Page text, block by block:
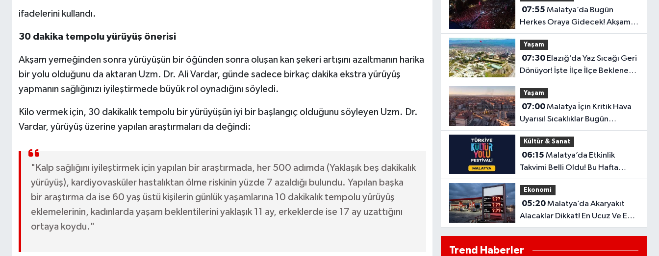
ifadelerini kullandı.
30 dakika tempolu yürüyüş önerisi
Akşam yemeğinden sonra yürüyüşün bir öğünden sonra oluşan kan şekeri artışını azaltmanın harika
bir yolu olduğunu da aktaran Uzm. Dr. Ali Vardar, günde sadece birkaç dakika ekstra yürüyüş
yapmanın sağlığınızı iyileştirmede büyük rol oynadığını söyledi.
Kilo vermek için, 30 dakikalık tempolu bir yürüyüşün iyi bir başlangıç olduğunu söyleyen Uzm. Dr.
Vardar, yürüyüş üzerine yapılan araştırmaları da değindi:
"Kalp sağlığını iyileştirmek için yapılan bir araştırmada, her 500 adımda (Yaklaşık beş dakikalık
yürüyüş), kardiyovasküler hastalıktan ölme riskinin yüzde 7 azaldığı bulundu. Yapılan başka
bir araştırma da ise 60 yaş üstü kişilerin günlük yaşamlarına 10 dakikalık tempolu yürüyüş
eklemelerinin, kadınlarda yaşam beklentilerini yaklaşık 11 ay, erkeklerde ise 17 ay uzattığını
ortaya koydu."
07:55
Herkes Oraya Gidecek! Akşam
İçin Büyük Sürpriz Hazır
Yaşam
07:30Elazığ’da Yaz Sıcağı Geri
Dönüyor! İşte İlçe İlçe Beklenen
Sıcaklıklar
Yaşam
07:00Malatya İçin Kritik Hava
Uyarısı! Sıcaklıklar Bugün
Artacak
Kültür & Sanat
06:15
Takvimi Belli Oldu! Bu Hafta
Şehirde Neler Olacak?
Ekonomi
05:20Malatya’da Akaryakıt
Alacaklar Dikkat! En Ucuz Ve En
Pahalı İlçe Belli Oldu
Trend Haberler